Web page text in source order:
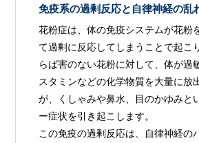
免疫系の過剰反応と自律神経の乱
花粉症は、体の免疫システムが花粉
て過剰に反応してしまうことで起こ
らば害のない花粉に対して、体が過
スタミンなどの化学物質を大量に放
が、くしゃみや鼻水、目のかゆみと
ー症状を引き起こします。
この免疫の過剰反応は、自律神経の